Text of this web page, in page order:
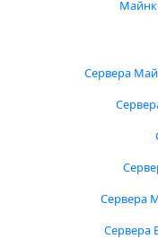
Сервера
Сервера
Сервера